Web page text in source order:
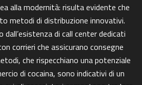
alla modernità: risulta evidente che
metodi di distribuzione innovativi.
di call center dedicati
corrieri che assicurano consegne
che rispecchiano una potenziale
di cocaina, sono indicativi di un